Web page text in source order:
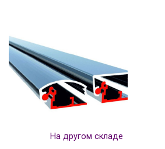
На другом складе